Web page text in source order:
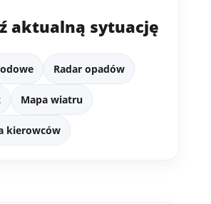
aktualną sytuację
Radar opadów
Mapa wiatru
kierowców